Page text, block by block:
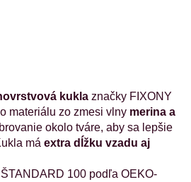
kukla značky FIXONY
materiálu zo zmesi vlny merina a
okolo tváre, aby sa lepšie
má extra dĺžku vzadu aj
100 podľa OEKO-